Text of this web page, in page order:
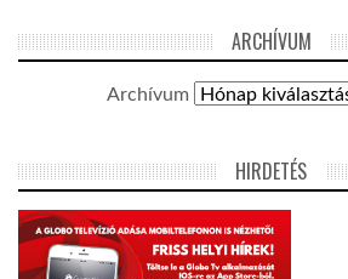
ARCHÍVUM
Archívum
HIRDETÉS